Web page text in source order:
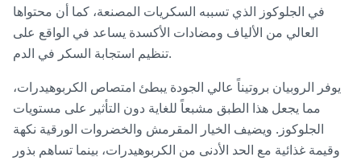
في الجلوكوز الذي تسببه السكريات المصنعة، كما أن محتواها
العالي من الألياف ومضادات الأكسدة يساعد في الواقع على
تنظيم استجابة السكر في الدم.
يوفر الروبيان بروتيناً عالي الجودة يبطئ امتصاص الكربوهيدرات،
مما يجعل هذا الطبق مشبعاً للغاية دون التأثير على مستويات
الجلوكوز. ويضيف الخيار المقرمش والخضروات الورقية نكهة
وقيمة غذائية مع الحد الأدنى من الكربوهيدرات، بينما تساهم بذور